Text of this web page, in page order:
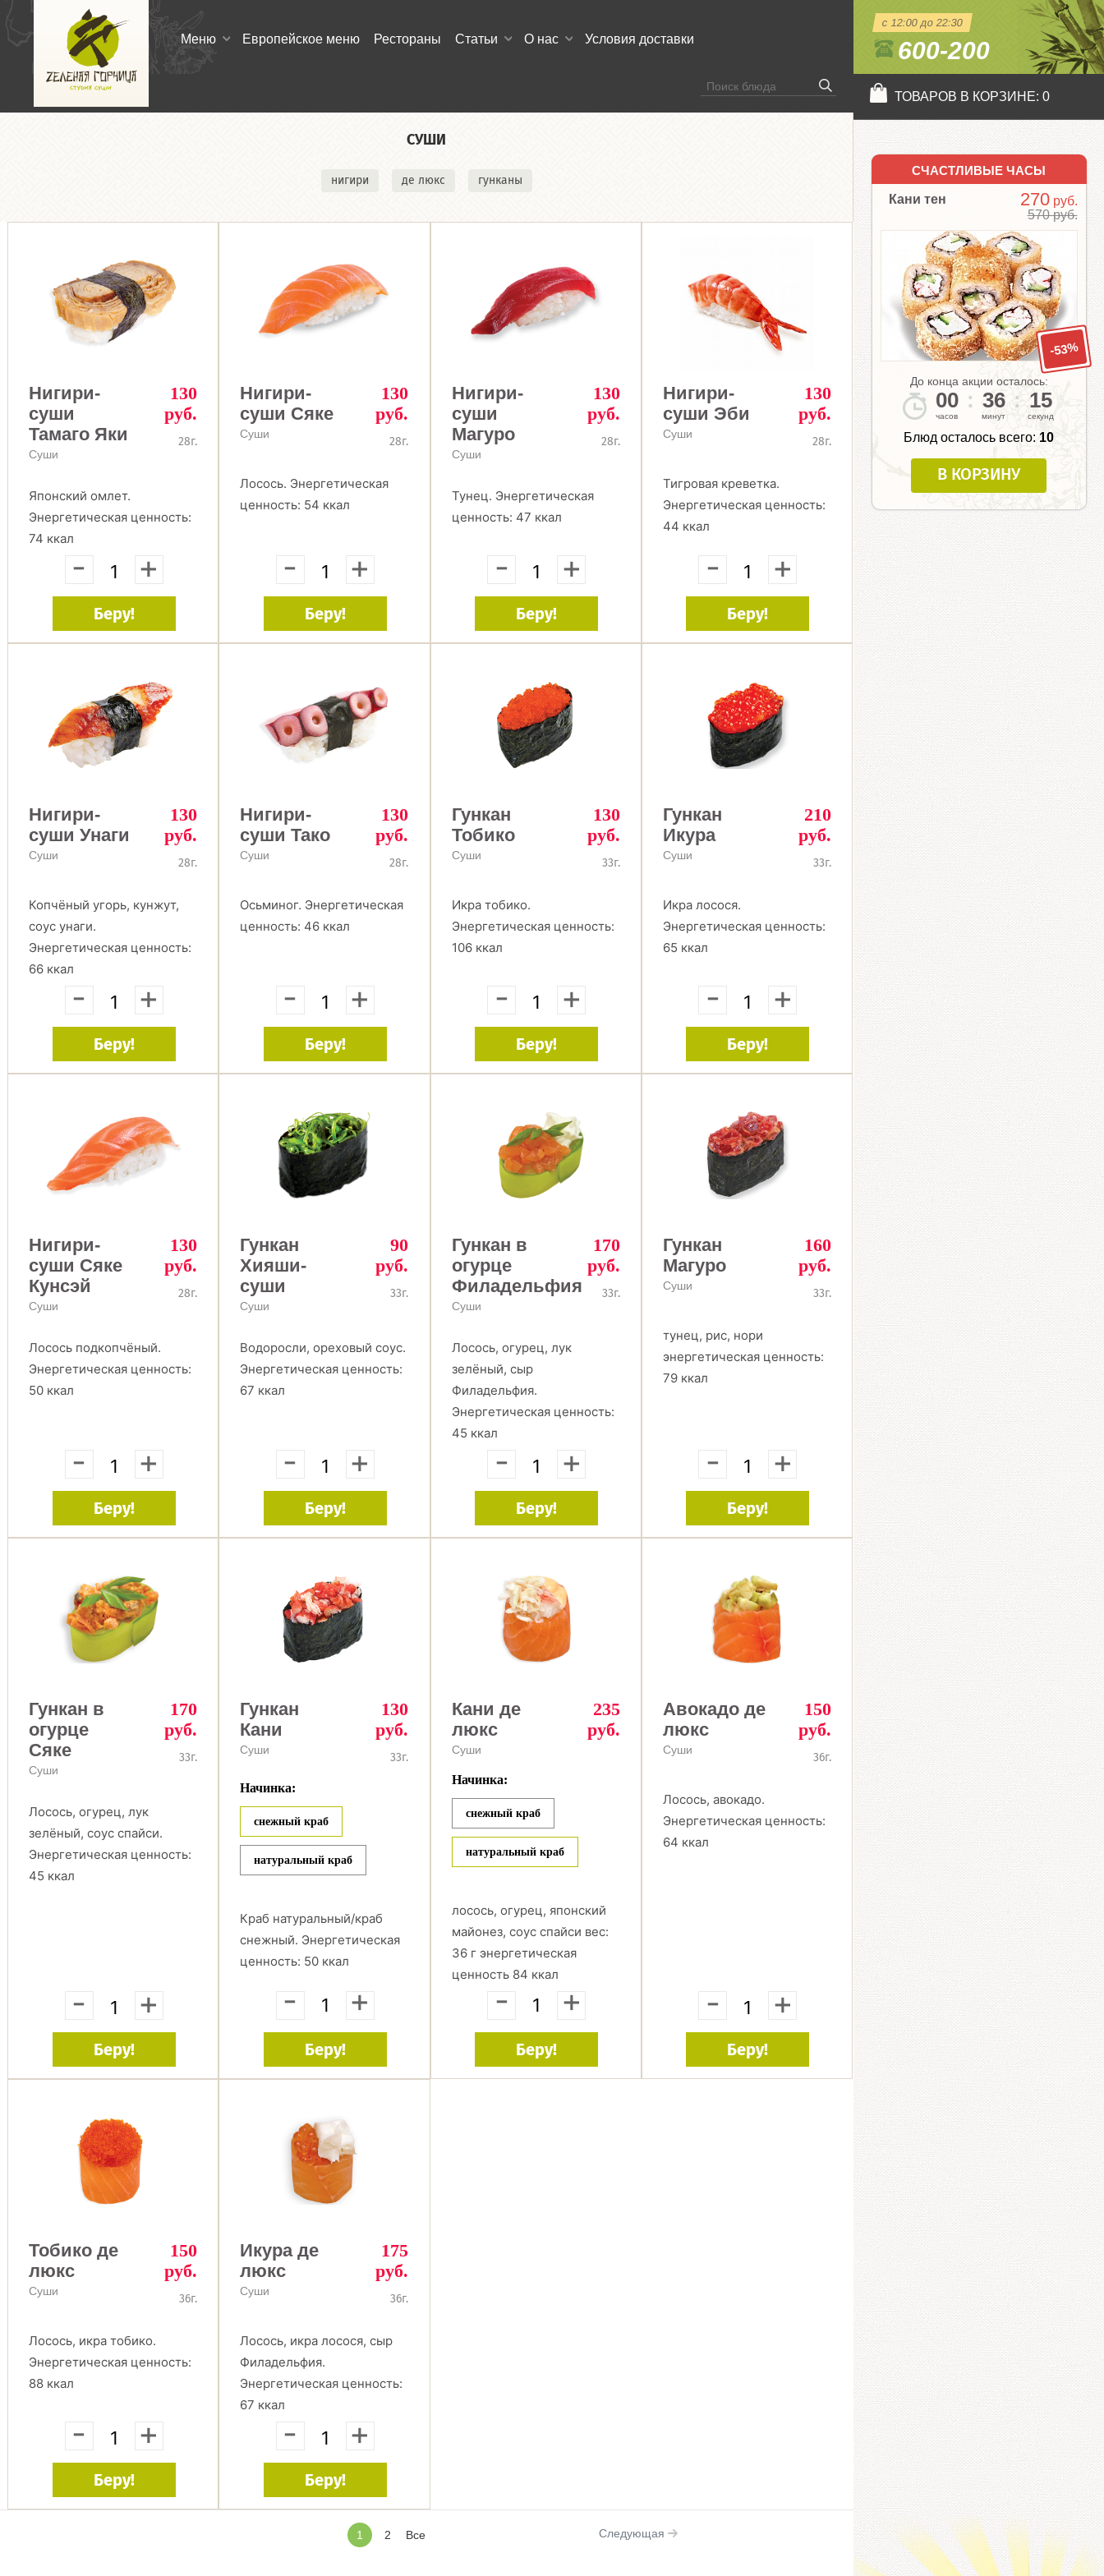
с 12:00 до 22:30
600-200
ТОВАРОВ В КОРЗИНЕ: 0
СЧАСТЛИВЫЕ ЧАСЫ
270руб.
570 руб.
Кани тен
-53%
До конца акции осталось:
00 : 36 : 14
Блюд осталось всего: 10
В КОРЗИНУ
Меню Европейское меню Рестораны Статьи О нас Условия доставки
СУШИ
нигири де люкс гунканы
Нигири-
суши
Тамаго Яки
Суши
130
руб.
28г.
Японский омлет.
Энергетическая ценность:
74 ккал
- +
Беру!
Нигири-
суши Сяке
Суши
130
руб.
28г.
Лосось. Энергетическая
ценность: 54 ккал
- +
Беру!
Нигири-
суши
Магуро
Суши
130
руб.
28г.
Тунец. Энергетическая
ценность: 47 ккал
- +
Беру!
Нигири-
суши Эби
Суши
130
руб.
28г.
Тигровая креветка.
Энергетическая ценность:
44 ккал
- +
Беру!
Нигири-
суши Унаги
Суши
130
руб.
28г.
Копчёный угорь, кунжут,
соус унаги.
Энергетическая ценность:
66 ккал
- +
Беру!
Нигири-
суши Тако
Суши
130
руб.
28г.
Осьминог. Энергетическая
ценность: 46 ккал
- +
Беру!
Гункан
Тобико
Суши
130
руб.
33г.
Икра тобико.
Энергетическая ценность:
106 ккал
- +
Беру!
Гункан
Икура
Суши
210
руб.
33г.
Икра лосося.
Энергетическая ценность:
65 ккал
- +
Беру!
Нигири-
суши Сяке
Кунсэй
Суши
130
руб.
28г.
Лосось подкопчёный.
Энергетическая ценность:
50 ккал
- +
Беру!
Гункан
Хияши-
суши
Суши
90
руб.
33г.
Водоросли, ореховый соус.
Энергетическая ценность:
67 ккал
- +
Беру!
Гункан в
огурце
Филадельфия
Суши
170
руб.
33г.
Лосось, огурец, лук
зелёный, сыр
Филадельфия.
Энергетическая ценность:
45 ккал
- +
Беру!
Гункан
Магуро
Суши
160
руб.
33г.
тунец, рис, нори
энергетическая ценность:
79 ккал
- +
Беру!
Гункан в
огурце
Сяке
Суши
170
руб.
33г.
Лосось, огурец, лук
зелёный, соус спайси.
Энергетическая ценность:
45 ккал
- +
Беру!
Гункан
Кани
Суши
130
руб.
33г.
Начинка:
снежный краб
натуральный краб
Краб натуральный/краб
снежный. Энергетическая
ценность: 50 ккал
- +
Беру!
Кани де
люкс
Суши
235
руб.
Начинка:
снежный краб
натуральный краб
лосось, огурец, японский
майонез, соус спайси вес:
36 г энергетическая
ценность 84 ккал
- +
Беру!
Авокадо де
люкс
Суши
150
руб.
36г.
Лосось, авокадо.
Энергетическая ценность:
64 ккал
- +
Беру!
Тобико де
люкс
Суши
150
руб.
36г.
Лосось, икра тобико.
Энергетическая ценность:
88 ккал
- +
Беру!
Икура де
люкс
Суши
175
руб.
36г.
Лосось, икра лосося, сыр
Филадельфия.
Энергетическая ценность:
67 ккал
- +
Беру!
1 2 Следующая
Все